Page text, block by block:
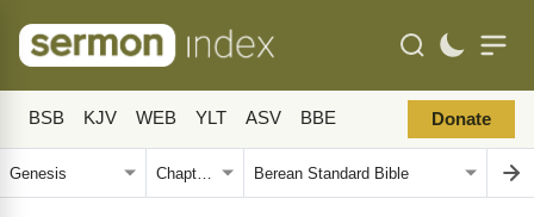
BSB KJV WEB YLT ASV BBE Donate